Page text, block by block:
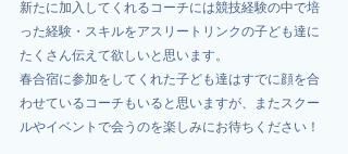
新たに加入してくれるコーチには競技経験の中で培
った経験・スキルをアスリートリンクの子ども達に
たくさん伝えて欲しいと思います。
春合宿に参加をしてくれた子ども達はすでに顔を合
わせているコーチもいると思いますが、またスクー
ルやイベントで会うのを楽しみにお待ちください！